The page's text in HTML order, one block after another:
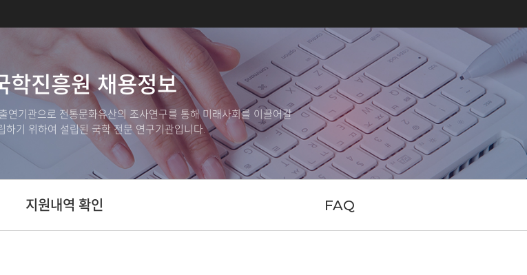
학진흥원 채용정보
연기관으로 전통문화유산의 조사연구를 통해 미래사회를 이끌어갈
하기 위하여 설립된 국학 전문 연구기관입니다.
지원내역 확인 FAQ